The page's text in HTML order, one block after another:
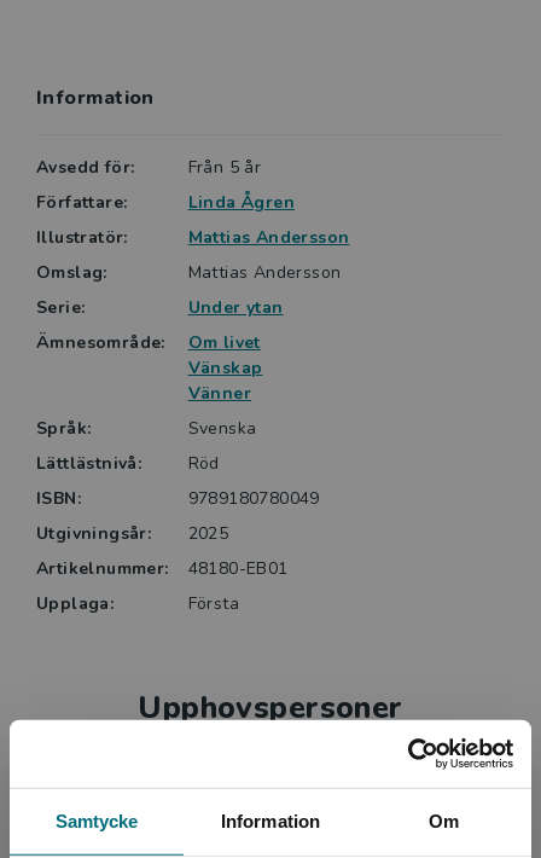
Samtycke Information Om
alltid ett lättare språk och ett innehåll anpassat för
ytan är indelad i fyra nivåer med olika färger. Var är
Bläckis? är röd, det vill säga steg ett av fyra.
Information
Avsedd för:
Från 5 år
Författare:
Linda Ågren
Illustratör:
Mattias Andersson
Omslag:
Mattias Andersson
Serie:
Under ytan
Ämnesområde:
Om livet
Vänskap
Vänner
Språk:
Svenska
Lättlästnivå:
Röd
ISBN:
9789180780049
Utgivningsår:
2025
Artikelnummer:
48180-EB01
Upplaga:
Första
Upphovspersoner